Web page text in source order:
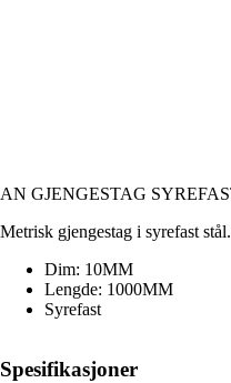
AN GJENGESTAG
Metrisk gjengestag i syrefast stål.
Dim: 10MM
Lengde: 1000MM
Syrefast
Spesifikasjoner